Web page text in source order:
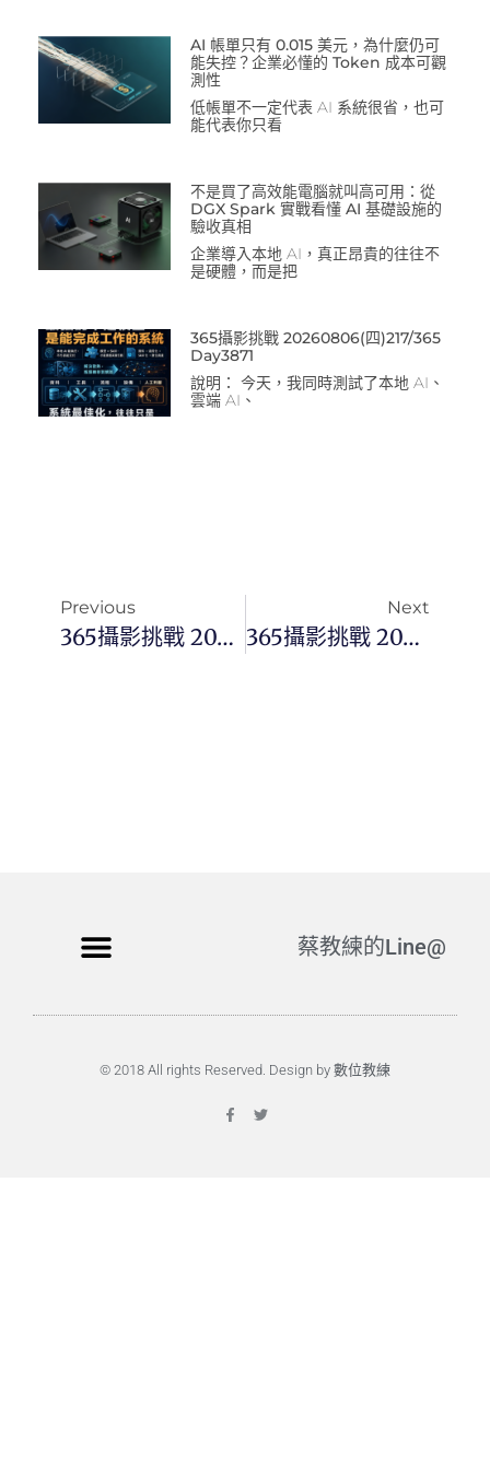
AI 帳單只有 0.015 美元，為什麼仍可
能失控？企業必懂的 Token 成本可觀
測性
低帳單不一定代表 AI 系統很省，也可
能代表你只看
不是買了高效能電腦就叫高可用：從
DGX Spark 實戰看懂 AI 基礎設施的
驗收真相
企業導入本地 AI，真正昂貴的往往不
是硬體，而是把
365攝影挑戰 20260806(四)217/365
Day3871
說明： 今天，我同時測試了本地 AI、
雲端 AI、
Previous
365攝影挑戰 20240603(一) 155/366 Day3058
Next
365攝影挑戰 20240605(三) 157/366 Day3060
蔡教練的Line@
© 2018 All rights Reserved. Design by 數位教練